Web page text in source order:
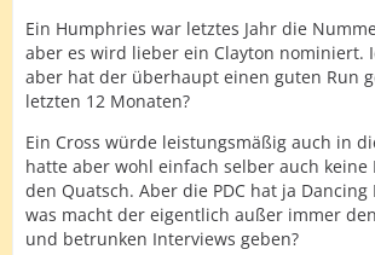
Ein Humphries war letztes Jahr die
aber es wird lieber ein Clayton nominiert.
aber hat der überhaupt einen guten Run
letzten 12 Monaten?
Ein Cross würde leistungsmäßig auch in
hatte aber wohl einfach selber auch keine
den Quatsch. Aber die PDC hat ja
was macht der eigentlich außer immer
und betrunken Interviews geben?